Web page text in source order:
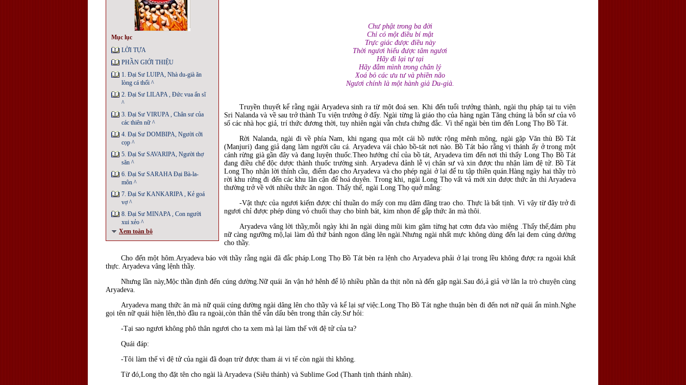
Mục lục
LỜI TỰA
PHẦN GIỚI THIỆU
1. Đại Sư LUIPA, Nhà du-già ăn
lòng cá thối ^
2. Đại Sư LILAPA , Ðức vua ẩn sĩ
^
3. Đại Sư VIRUPA , Chân sư của
các thiên nữ ^
4. Đại Sư DOMBIPA, Người cỡi
cọp ^
5. Đại Sư SAVARIPA, Người thợ
săn ^
6. Đại Sư SARAHA Ðại Bà-la-
môn ^
7. Đại Sư KANKARIPA , Kẻ goá
vợ ^
8. Đại Sư MINAPA , Con người
xui xẻo ^
Xem toàn bộ
Chư phật trong ba đời
Chỉ có một điều bí mật
Trực giác được điều này
Thời ngươi hiểu được tâm ngươi
Hãy đi lại tự tại
Hãy đắm mình trong chân lý
Xoá bỏ các ưu tư và phiền não
Ngươi chính là một hành giả Du-già.
Truyền thuyết kể rằng ngài Aryadeva sinh ra từ một đoá sen. Khi đến tuổi trưởng thành, ngài thụ pháp tại tu viện
Sri Nalanda và về sau trở thành Tu viện trưởng ở đấy. Ngài từng là giáo thọ của hàng ngàn Tăng chúng là bổn sư của vô
số các nhà học giả, trí thức đương thời, tuy nhiên ngài vẫn chưa chứng đắc. Vì thế ngài bèn tìm đến Long Thọ Bồ Tát.
Rời Nalanda, ngài đi về phía Nam, khi ngang qua một cái hồ nước rộng mênh mông, ngài gặp Văn thù Bồ Tát
(Manjuri) đang giả dạng làm người câu cá. Aryadeva vái chào bồ-tát nơi nào. Bồ Tát bảo rằng vị thánh ấy ở trong một
cánh rừng già gần đây và đang luyện thuốc.Theo hướng chỉ của bồ tát, Aryadeva tìm đến nơi thì thấy Long Thọ Bồ Tát
đang điều chế độc dược thành thuốc trường sinh. Aryadeva đảnh lễ vị chân sư và xin được thu nhận làm đệ tử. Bồ Tát
Long Thọ nhận lời thỉnh cầu, điểm đạo cho Aryadeva và cho phép ngài ở lại để tu tập thiền quán.Hàng ngày hai thầy trò
rời khu rừng đi đến các khu lân cận để hoá duyên. Trong khi, ngài Long Thọ vất vả mới xin được thức ăn thì Aryadeva
thường trở về với nhiều thức ăn ngon. Thấy thế, ngài Long Thọ quở mắng:
-Vật thực của ngươi kiếm được chỉ thuần do mấy con mụ dâm đãng trao cho. Thực là bất tịnh. Vì vậy từ đây trở đi
ngươi chỉ được phép dùng vỏ chuối thay cho bình bát, kim nhọn để gắp thức ăn mà thôi.
Aryadeva vâng lời thầy,mỗi ngày khi ăn ngài dùng mũi kim găm từng hạt cơm đưa vào miệng .Thấy thế,đám phụ
nữ càng ngưỡng mộ,lại làm đủ thứ bánh ngon dâng lên ngài.Nhưng ngài nhất mực không dùng đến lại đem cúng dường
cho thầy.
Cho đến một hôm.Aryadeva báo với thầy rằng ngài đã đắc pháp.Long Thọ Bồ Tát bèn ra lệnh cho Aryadeva phải ở lại trong lều không được ra ngoài khất
thực. Aryadeva vâng lệnh thầy.
Nhưng lần này,Mộc thần định đến cúng dường.Nữ quái ăn vận hớ hênh để lộ nhiều phần da thịt nõn nà đến gặp ngài.Sau đó,ả giả vờ lân la trò chuyện cùng
Aryadeva.
Aryadeva mang thức ăn mà nữ quái cúng dường ngài dâng lên cho thầy và kể lại sự việc.Long Thọ Bồ Tát nghe thuận bèn đi đến nơi nữ quái ẩn mình.Nghe
gọi tên nữ quái hiện lên,thò đầu ra ngoài,còn thân thể vẫn dấu bên trong thân cây.Sư hỏi:
-Tại sao ngươi không phô thân ngươi cho ta xem mà lại làm thế với đệ tử của ta?
Quái đáp:
-Tôi làm thế vì đệ tử của ngài đã đoạn trừ được tham ái vi tế còn ngài thì không.
Từ đó,Long thọ đặt tên cho ngài là Aryadeva (Siêu thánh) và Sublime God (Thanh tịnh thánh nhân).